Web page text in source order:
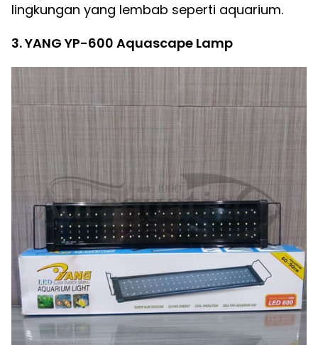
lingkungan yang lembab seperti aquarium.
3. YANG YP-600 Aquascape Lamp